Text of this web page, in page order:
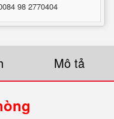
98 2770404
Mô tả